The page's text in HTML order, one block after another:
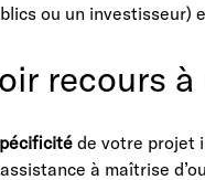
ou un investisseur)
recours à
de votre projet
à maîtrise